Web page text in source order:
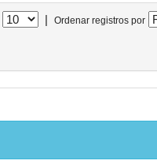
| Ordenar registros por